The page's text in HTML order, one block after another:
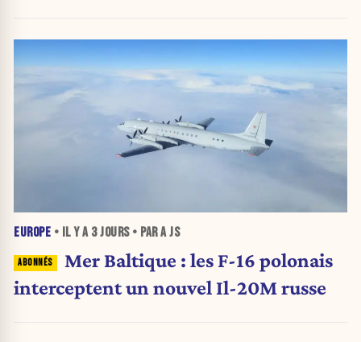
EUROPE • IL Y A 3 JOURS• PAR A JS
Mer Baltique : les F-16 polonais
interceptent un nouvel Il-20M russe